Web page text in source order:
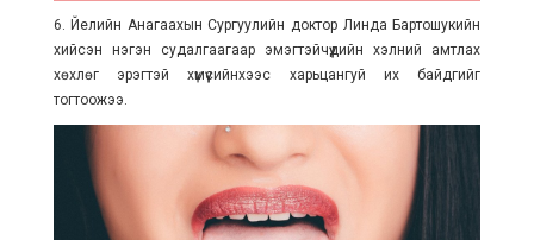
6. Йелийн Анагаахын Сургуулийн доктор Линда Бартошукийн
хийсэн нэгэн судалгаагаар эмэгтэйчүүдийн хэлний амтлах
хөхлөг эрэгтэй хүмүүсийнхээс харьцангуй их байдгийг
тогтоожээ.